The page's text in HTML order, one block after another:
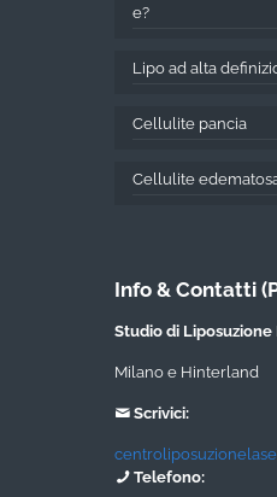
e?
Lipo ad alta
Cellulite pancia
Cellulite
Info & Contatti
Studio di Liposuzione
Milano e Hinterland
Scrivici:
Telefono: